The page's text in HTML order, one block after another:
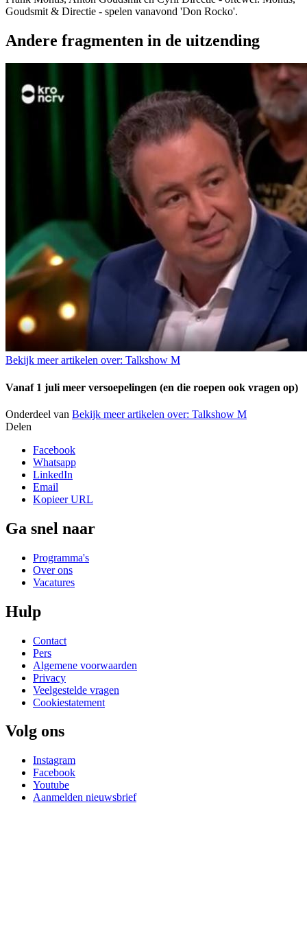
Goudsmit & Directie - spelen vanavond 'Don Rocko'.
Andere fragmenten in de uitzending
Bekijk meer artikelen over: Talkshow M
Vanaf 1 juli meer versoepelingen (en die roepen ook vragen op)
Onderdeel van Bekijk meer artikelen over: Talkshow M
Delen
Facebook
Whatsapp
LinkedIn
Email
Kopieer URL
Ga snel naar
Programma's
Over ons
Vacatures
Hulp
Contact
Pers
Algemene voorwaarden
Privacy
Veelgestelde vragen
Cookiestatement
Volg ons
Instagram
Facebook
Youtube
Aanmelden nieuwsbrief